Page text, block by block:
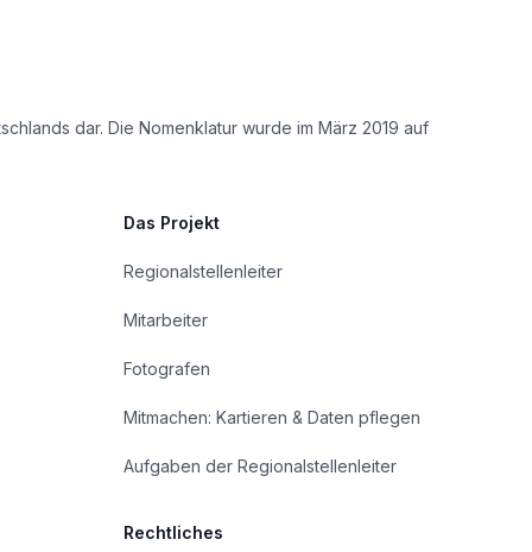
dar. Die Nomenklatur wurde im März 2019 auf
Das Projekt
Regionalstellenleiter
Mitarbeiter
Fotografen
Mitmachen: Kartieren & Daten pflegen
Aufgaben der Regionalstellenleiter
Rechtliches